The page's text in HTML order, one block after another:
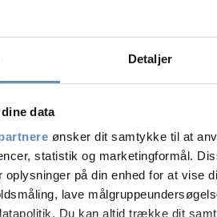
Detaljer
data
ønsker dit samtykke til at
statistik og marketingformål.
oplysninger på din enhed for at vise
lave
Du kan altid trække dit